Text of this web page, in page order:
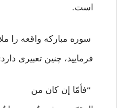
است.
سوره مباركه واقعه را
فرماييد، چنين تعبيرى
“فأمّا إن كان من